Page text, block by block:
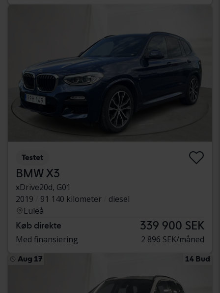
Testet
BMW X3
xDrive20d, G01
2019
91 140 kilometer
diesel
Luleå
Køb direkte 339 900 SEK
Med finansiering 2 896 SEK/måned
Aug 17 14 Bud